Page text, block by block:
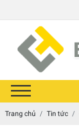
Trang chủ Tin tức